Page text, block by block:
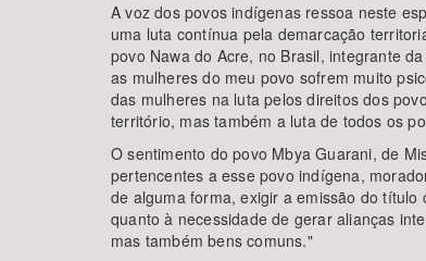
A voz dos povos indígenas ressoa neste
uma luta contínua pela demarcação
povo Nawa do Acre, no Brasil, integrante
as mulheres do meu povo sofrem muito
das mulheres na luta pelos direitos dos
território, mas também a luta de todos os
O sentimento do povo Mbya Guarani, de
pertencentes a esse povo indígena,
de alguma forma, exigir a emissão do
quanto à necessidade de gerar alianças
mas também bens comuns."